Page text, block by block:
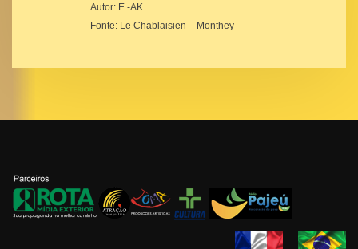
Autor: E.-AK.
Fonte: Le Chablaisien – Monthey